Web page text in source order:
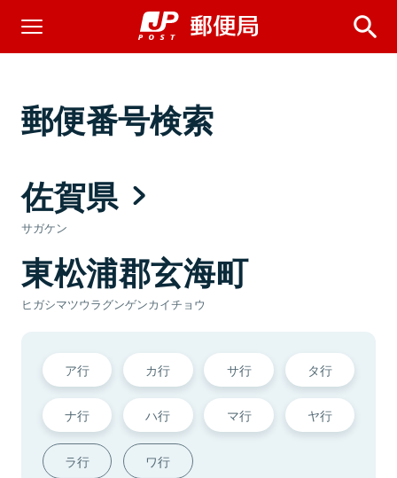
郵便番号検索
佐賀県
サガケン
東松浦郡玄海町
ヒガシマツウラグンゲンカイチョウ
ア行 カ行 サ行 タ行
ナ行 ハ行 マ行 ヤ行
ラ行 ワ行